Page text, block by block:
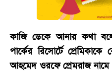
আর্কাইভ
কাজিডেকে আনার কথা বলে
পার্কের রিসোর্টে
আহমেদ ওরফে প্রেমরাজ